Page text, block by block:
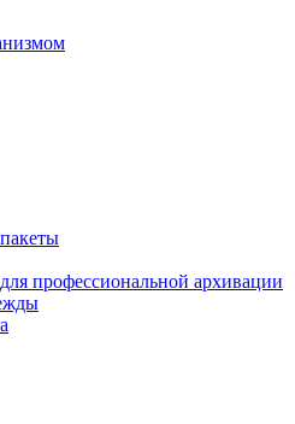
профессиональной архивации